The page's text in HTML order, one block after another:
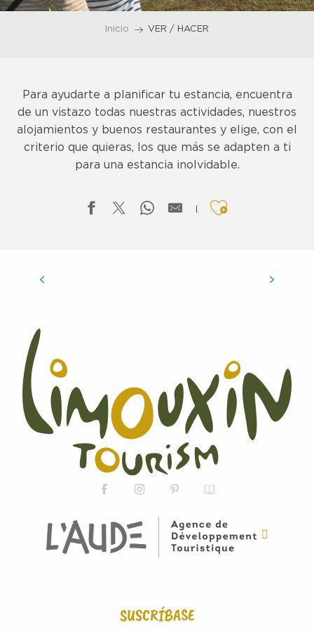
Inicio VER / HACER
Para ayudarte a planificar tu estancia, encuentra
de un vistazo todas nuestras actividades, nuestros
alojamientos y buenos restaurantes y elige, con el
criterio que quieras, los que más se adapten a ti
para una estancia inolvidable.
Ajouter aux
ESTANCIAS A MEDIDA
SUSCRÍBASE